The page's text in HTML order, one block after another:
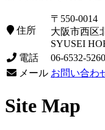
住所
〒550-0014
大阪市西区
SYUSEI
電話
06-6532-5260
メール お問い合わ
Site Map